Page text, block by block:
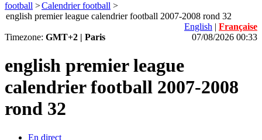
football >Calendrier football >
english premier league calendrier football 2007-2008 rond 32
English | Française
Timezone: GMT+2 | Paris 07/08/2026 00:33
english premier league
calendrier football 2007-2008
rond 32
En direct